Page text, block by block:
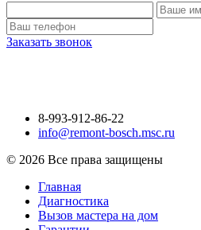
Заказать звонок
8-993-912-86-22
info@remont-bosch.msc.ru
© 2026 Все права защищены
Главная
Диагностика
Вызов мастера на дом